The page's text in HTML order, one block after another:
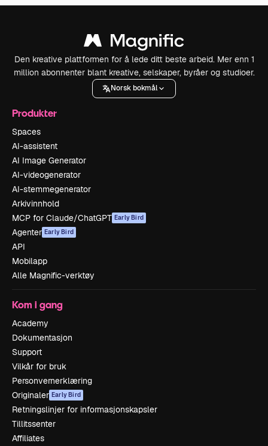
Den kreative plattformen for å lede ditt beste arbeid. Mer enn 1
million abonnenter blant kreative, selskaper, byråer og studioer.
Norsk bokmål
Produkter
Spaces
AI-assistent
AI Image Generator
AI-videogenerator
AI-stemmegenerator
Arkivinnhold
MCP for Claude/ChatGPT Early Bird
Agenter Early Bird
API
Mobilapp
Alle Magnific-verktøy
Kom i gang
Academy
Dokumentasjon
Support
Vilkår for bruk
Personvernerklæring
Originaler Early Bird
Retningslinjer for informasjonskapsler
Tillitssenter
Affiliates